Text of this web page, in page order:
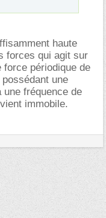
haute
forces qui agit sur
force périodique de
une
fréquence de
immobile.